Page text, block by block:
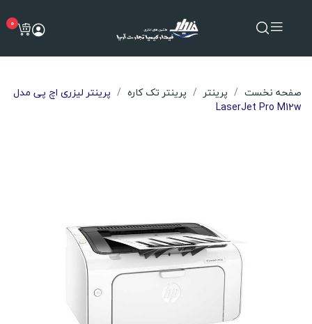
0
صفحه نخست پرینتر پرینتر تک کاره
پرینتر لیزری اچ پی مدل
LaserJet Pro M12w